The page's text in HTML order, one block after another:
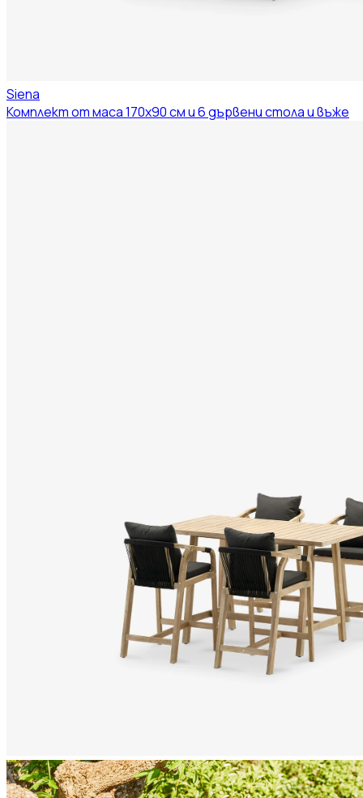
Siena
Комплект от маса 170x90 см и 6 дървени стола и въже